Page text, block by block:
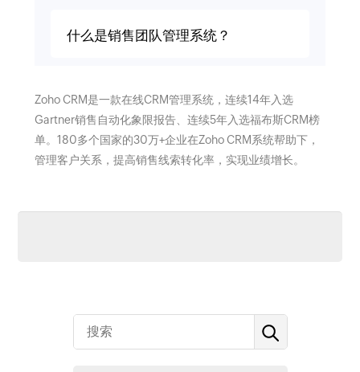
什么是销售团队管理系统？
Zoho CRM是一款在线CRM管理系统，连续14年入选
Gartner销售自动化象限报告、连续5年入选福布斯CRM榜
单。180多个国家的30万+企业在Zoho CRM系统帮助下，
管理客户关系，提高销售线索转化率，实现业绩增长。